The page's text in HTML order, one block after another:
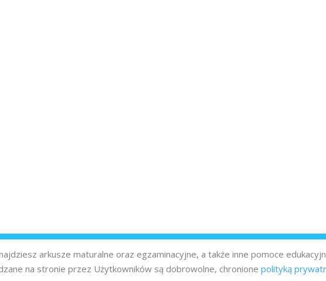
arkusze maturalne oraz egzaminacyjne, a także inne pomoce
na stronie przez Użytkowników są dobrowolne, chronione polityką